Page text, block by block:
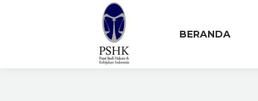
BERANDA